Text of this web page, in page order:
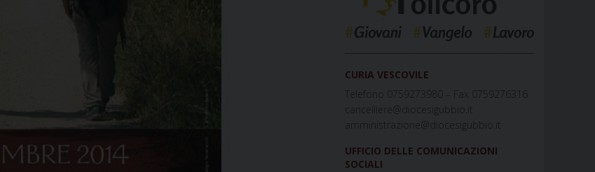
CURIA VESCOVILE
Telefono 0759273980 – Fax 0759276316
cancelliere@diocesigubbio.it
amministrazione@diocesigubbio.it
UFFICIO DELLE COMUNICAZIONI
SOCIALI